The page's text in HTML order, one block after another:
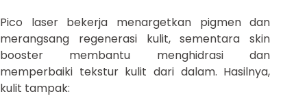
Pico laser bekerja menargetkan pigmen dan
merangsang regenerasi kulit, sementara skin
booster membantu menghidrasi dan
memperbaiki tekstur kulit dari dalam. Hasilnya,
kulit tampak: